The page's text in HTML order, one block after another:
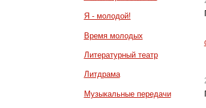
Я - молодой!
Время молодых
Литературный театр
Литдрама
Музыкальные передачи